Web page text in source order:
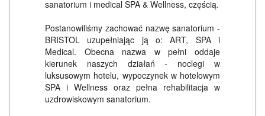
sanatorium i medical SPA & Wellness, częścią.
Postanowiliśmy zachować nazwę sanatorium -
BRISTOL uzupełniając ją o: ART, SPA i
Medical. Obecna nazwa w pełni oddaje
kierunek naszych działań - noclegi w
luksusowym hotelu, wypoczynek w hotelowym
SPA i Wellness oraz pełna rehabilitacja w
uzdrowiskowym sanatorium.